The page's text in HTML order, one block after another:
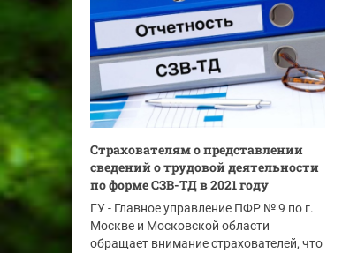
Страхователям о представлении
сведений о трудовой деятельности
по форме СЗВ-ТД в 2021 году
ГУ - Главное управление ПФР № 9 по г.
Москве и Московской области
обращает внимание страхователей, что